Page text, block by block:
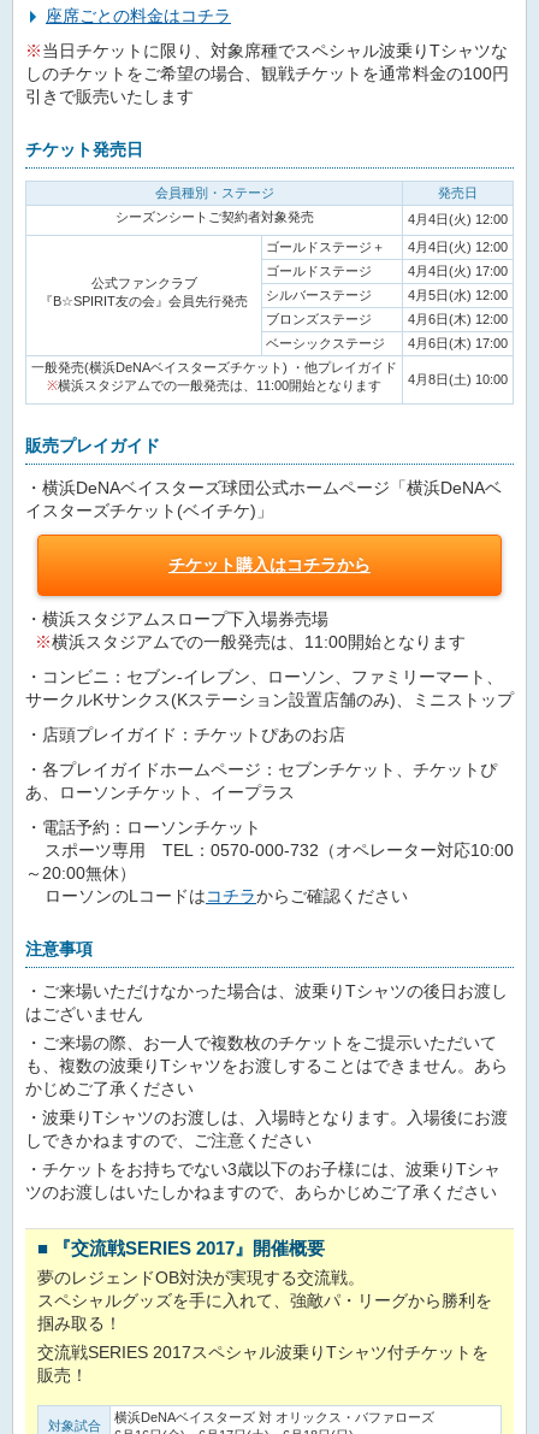
座席ごとの料金はコチラ
※当日チケットに限り、対象席種でスペシャル波乗りTシャツな
しのチケットをご希望の場合、観戦チケットを通常料金の100円
引きで販売いたします
チケット発売日
会員種別・ステージ
発売日
シーズンシートご契約者対象発売
4月4日(火) 12:00
公式ファンクラブ
『B☆SPIRIT友の会』会員先行発売
ゴールドステージ＋
4月4日(火) 12:00
ゴールドステージ
4月4日(火) 17:00
シルバーステージ
4月5日(水) 12:00
ブロンズステージ
4月6日(木) 12:00
ベーシックステージ
4月6日(木) 17:00
一般発売(横浜DeNAベイスターズチケット) ・他プレイガイド
※横浜スタジアムでの一般発売は、11:00開始となります 4月8日(土) 10:00
販売プレイガイド
・横浜DeNAベイスターズ球団公式ホームページ「横浜DeNAベ
イスターズチケット(ベイチケ)」
チケット購入はコチラから
・横浜スタジアムスロープ下入場券売場
※横浜スタジアムでの一般発売は、11:00開始となります
・コンビニ：セブン-イレブン、ローソン、ファミリーマート、
サークルKサンクス(Kステーション設置店舗のみ)、ミニストップ
・店頭プレイガイド：チケットぴあのお店
・各プレイガイドホームページ：セブンチケット、チケットぴ
あ、ローソンチケット、イープラス
・電話予約：ローソンチケット
スポーツ専用 TEL：0570-000-732（オペレーター対応10:00
～20:00無休）
ローソンのLコードはコチラからご確認ください
注意事項
・ご来場いただけなかった場合は、波乗りTシャツの後日お渡し
はございません
・ご来場の際、お一人で複数枚のチケットをご提示いただいて
も、複数の波乗りTシャツをお渡しすることはできません。あら
かじめご了承ください
・波乗りTシャツのお渡しは、入場時となります。入場後にお渡
しできかねますので、ご注意ください
・チケットをお持ちでない3歳以下のお子様には、波乗りTシャ
ツのお渡しはいたしかねますので、あらかじめご了承ください
■ 『交流戦SERIES 2017』開催概要
夢のレジェンドOB対決が実現する交流戦。
スペシャルグッズを手に入れて、強敵パ・リーグから勝利を
掴み取る！
交流戦SERIES 2017スペシャル波乗りTシャツ付チケットを
販売！
対象試合
横浜DeNAベイスターズ 対 オリックス・バファローズ